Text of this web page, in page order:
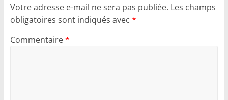
Votre adresse e-mail ne sera pas publiée. Les champs
obligatoires sont indiqués avec *
Commentaire*